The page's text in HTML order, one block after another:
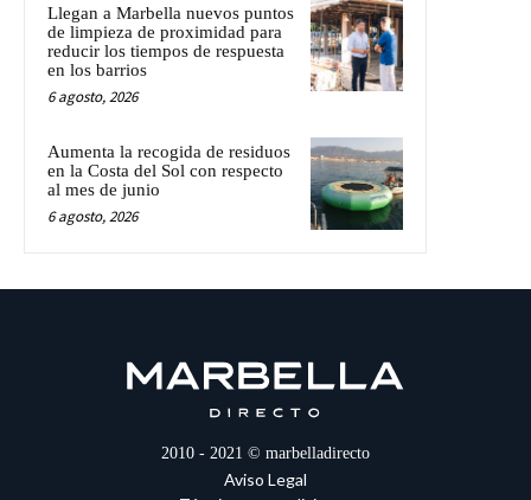
Llegan a Marbella nuevos puntos
de limpieza de proximidad para
reducir los tiempos de respuesta
en los barrios
6 agosto, 2026
Aumenta la recogida de residuos
en la Costa del Sol con respecto
al mes de junio
6 agosto, 2026
2010 - 2021 © marbelladirecto
Aviso Legal